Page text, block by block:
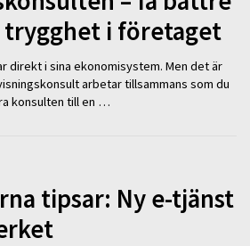
i företaget
direkt i sina ekonomisystem. Men det är
arbetar tillsammans som du
konsulten till en …
tipsar: Ny e-tjänst